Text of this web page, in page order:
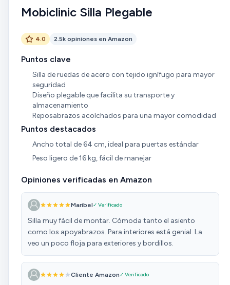
Mobiclinic Silla Plegable
4.0 2.5k opiniones en Amazon
Puntos clave
Silla de ruedas de acero con tejido ignífugo para mayor
seguridad
Diseño plegable que facilita su transporte y
almacenamiento
Reposabrazos acolchados para una mayor comodidad
Puntos destacados
Ancho total de 64 cm, ideal para puertas estándar
Peso ligero de 16 kg, fácil de manejar
Opiniones verificadas en Amazon
Maribel✓ Verificado
Silla muy fácil de montar. Cómoda tanto el asiento
como los apoyabrazos. Para interiores está genial. La
veo un poco floja para exteriores y bordillos.
Cliente Amazon✓ Verificado